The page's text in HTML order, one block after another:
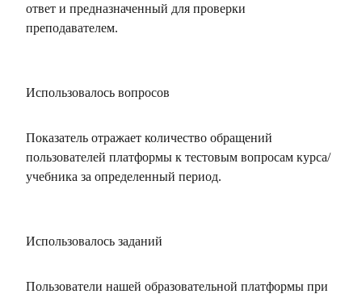
ответ и предназначенный для проверки
преподавателем.
Использовалось вопросов
Показатель отражает количество обращений
пользователей платформы к тестовым вопросам курса/
учебника за определенный период.
Использовалось заданий
Пользователи нашей образовательной платформы при